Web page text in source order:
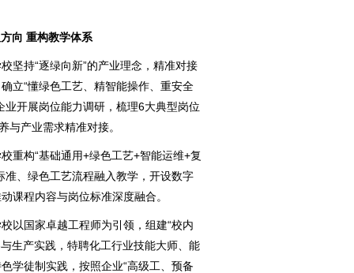
向 重构教学体系
坚持“逐绿向新”的产业理念，精准对接
立“懂绿色工艺、精智能操作、重安全
开展岗位能力调研，梳理6大典型岗位
与产业需求精准对接。
重构“基础通用+绿色工艺+智能运维+复
准、绿色工艺流程融入教学，开设数字
课程内容与岗位标准深度融合。
以国家卓越工程师为引领，组建“校内
生产实践，特聘化工行业技能大师、能
学徒制实践，按照企业“高级工、预备